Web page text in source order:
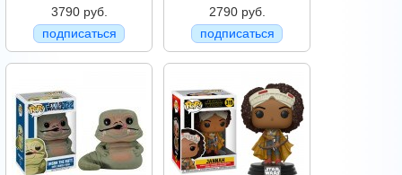
3790 руб.
подписаться
2790 руб.
подписаться